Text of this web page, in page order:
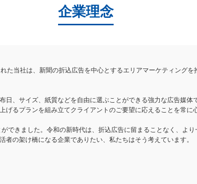
企業理念
た当社は、新聞の折込広告を中心とするエリアマーケティング
日、サイズ、紙質などを自由に選ぶことができる強力な広告媒
げるプランを組み立てクライアントのご要望に応えることを常に
できました。令和の新時代は、折込広告に留まることなく、よ
の架け橋になる企業でありたい、私たちはそう考えています。